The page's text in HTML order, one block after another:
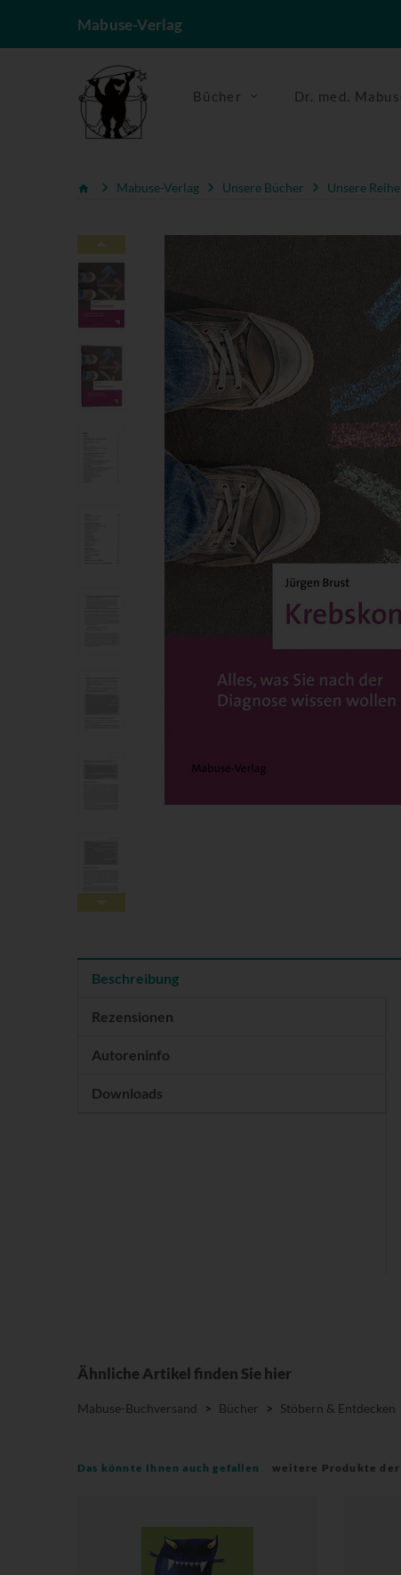
Mabuse-Verlag
Bücher Dr. med.
Mabuse-Verlag Unsere Bücher Unsere
Beschreibung
Rezensionen
Autoreninfo
Downloads
Ähnliche Artikel finden Sie hier
Mabuse-Buchversand > Bücher > Stöbern & Entdecken
Das könnte Ihnen auch gefallen weitere Produkte